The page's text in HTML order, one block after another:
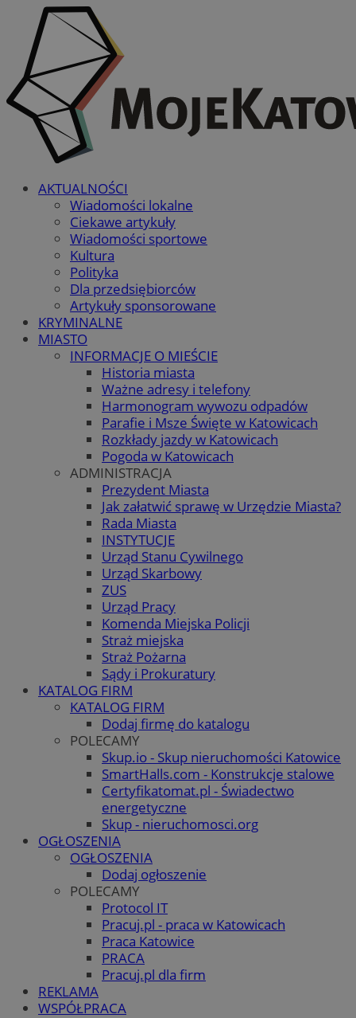
AKTUALNOŚCI
Wiadomości lokalne
Ciekawe artykuły
Wiadomości sportowe
Kultura
Polityka
Dla przedsiębiorców
Artykuły sponsorowane
KRYMINALNE
MIASTO
INFORMACJE O MIEŚCIE
Historia miasta
Ważne adresy i telefony
Harmonogram wywozu odpadów
Parafie i Msze Święte w Katowicach
Rozkłady jazdy w Katowicach
Pogoda w Katowicach
ADMINISTRACJA
Prezydent Miasta
Jak załatwić sprawę w Urzędzie Miasta?
Rada Miasta
INSTYTUCJE
Urząd Stanu Cywilnego
Urząd Skarbowy
ZUS
Urząd Pracy
Komenda Miejska Policji
Straż miejska
Straż Pożarna
Sądy i Prokuratury
KATALOG FIRM
KATALOG FIRM
Dodaj firmę do katalogu
POLECAMY
Skup.io - Skup nieruchomości Katowice
SmartHalls.com - Konstrukcje stalowe
Certyfikatomat.pl - Świadectwo
energetyczne
Skup - nieruchomosci.org
OGŁOSZENIA
OGŁOSZENIA
Dodaj ogłoszenie
POLECAMY
Protocol IT
Pracuj.pl - praca w Katowicach
Praca Katowice
PRACA
Pracuj.pl dla firm
REKLAMA
WSPÓŁPRACA